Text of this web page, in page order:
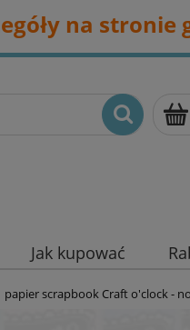
na stronie
Jak kupować
papier scrapbook Craft o'clock -